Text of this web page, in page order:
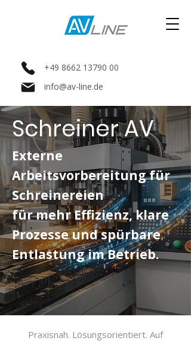
+49 8662 13790 00
info@av-line.de
Schreiner AV
Externe
Arbeitsvorbereitung für
Schreinereien
für mehr Effizienz, klare
Prozesse und spürbare
Entlastung im Betrieb.
Praxisnah. Lösungsorientiert. Auf